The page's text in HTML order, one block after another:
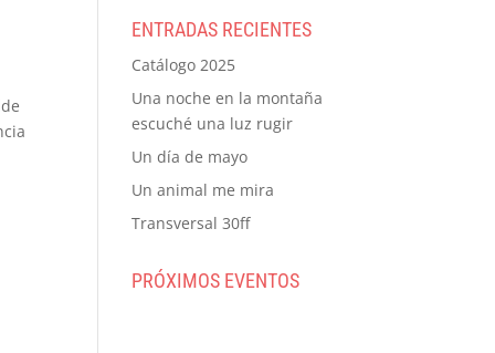
ENTRADAS RECIENTES
Catálogo 2025
Una noche en la montaña
escuché una luz rugir
Un día de mayo
Un animal me mira
Transversal 30ff
PRÓXIMOS EVENTOS